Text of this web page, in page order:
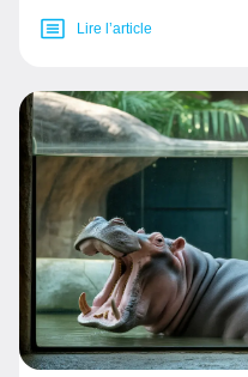
Lire l’article